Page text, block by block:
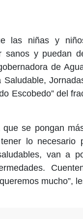
las niñas y
sanos y puedan
de
Escobedo” del
que se pongan
lo
van a
mucho”,